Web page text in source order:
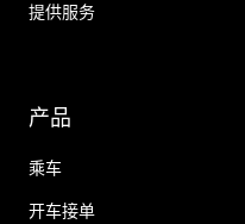
提供服务
产品
乘车
开车接单